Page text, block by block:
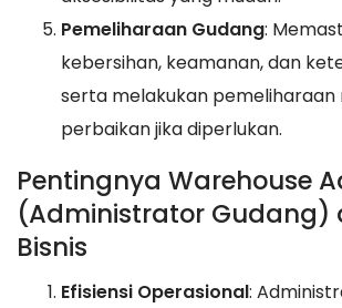
Pemeliharaan Gudang:
kebersihan, keamanan, dan
serta melakukan pemeliharaan
perbaikan jika diperlukan.
Pentingnya Warehouse
(Administrator Gudang)
Bisnis
Efisiensi Operasional: